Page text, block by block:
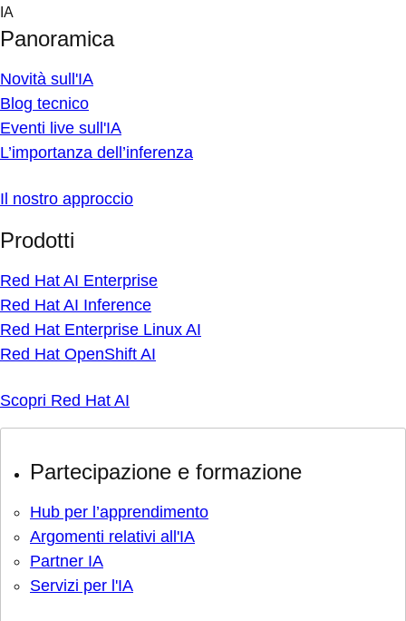
Skip
content
IA
Panoramica
Novità sull'IA
Blog tecnico
Eventi live sull'IA
L’importanza dell’inferenza
Il nostro approccio
Prodotti
Red Hat AI Enterprise
Red Hat AI Inference
Red Hat Enterprise Linux AI
Red Hat OpenShift AI
Scopri Red Hat AI
Partecipazione e formazione
Hub per l’apprendimento
Argomenti relativi all'IA
Partner IA
Servizi per l'IA